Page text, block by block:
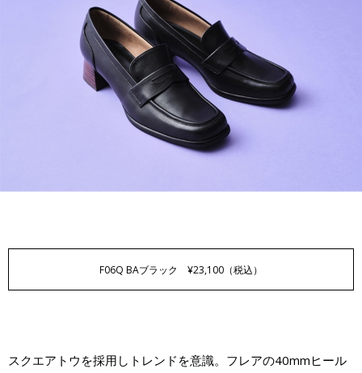
F06Q BAブラック ¥23,100（税込）
スクエアトウを採用しトレンドを意識。フレアの40mmヒール